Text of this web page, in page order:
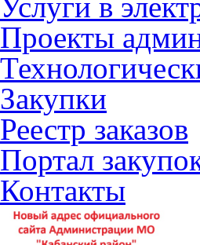
Проекты
Закупки
Реестр заказов
Портал
Контакты